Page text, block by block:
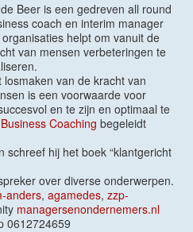
Beer is een gedreven all round
coach en interim manager
helpt om vanuit de
van mensen verbeteringen te
losmaken van de kracht van
is een voorwaarde voor
en te zijn en optimaal te
Coaching begeleidt
hij het boek “klantgericht
over diverse onderwerpen.
anders, agamedes, zzp-
managersenondernemers.nl
0612724659